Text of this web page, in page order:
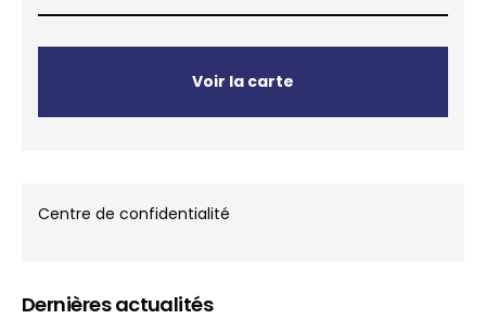
Voir la carte
Centre de confidentialité
Dernières actualités